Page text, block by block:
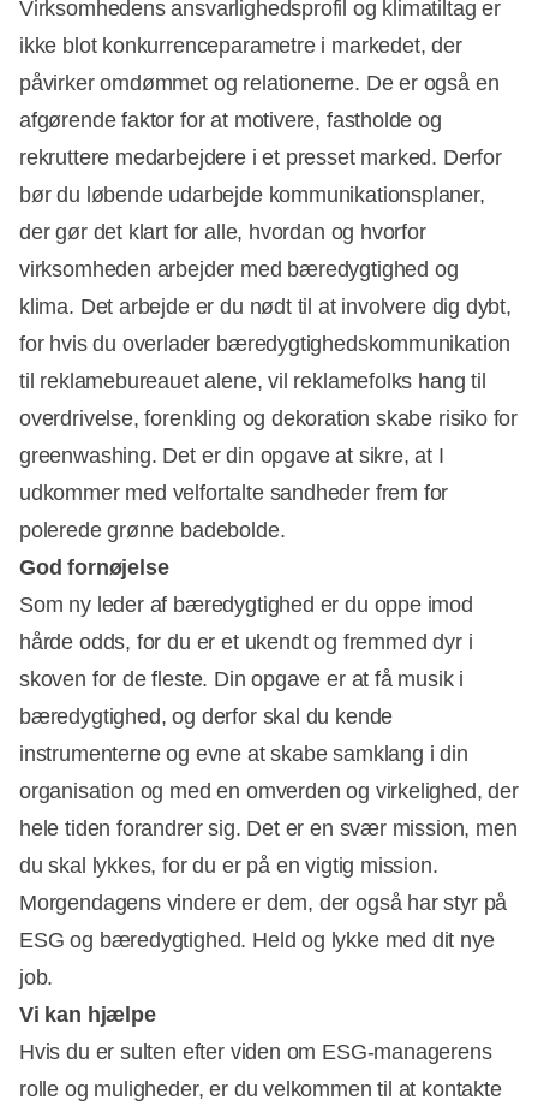
Virksomhedens ansvarlighedsprofil og klimatiltag er
ikke blot konkurrenceparametre i markedet, der
påvirker omdømmet og relationerne. De er også en
afgørende faktor for at motivere, fastholde og
rekruttere medarbejdere i et presset marked. Derfor
bør du løbende udarbejde kommunikationsplaner,
der gør det klart for alle, hvordan og hvorfor
virksomheden arbejder med bæredygtighed og
klima. Det arbejde er du nødt til at involvere dig dybt,
for hvis du overlader bæredygtighedskommunikation
til reklamebureauet alene, vil reklamefolks hang til
overdrivelse, forenkling og dekoration skabe risiko for
greenwashing. Det er din opgave at sikre, at I
udkommer med velfortalte sandheder frem for
polerede grønne badebolde.
God fornøjelse
Som ny leder af bæredygtighed er du oppe imod
hårde odds, for du er et ukendt og fremmed dyr i
skoven for de fleste. Din opgave er at få musik i
bæredygtighed, og derfor skal du kende
instrumenterne og evne at skabe samklang i din
organisation og med en omverden og virkelighed, der
hele tiden forandrer sig. Det er en svær mission, men
du skal lykkes, for du er på en vigtig mission.
Morgendagens vindere er dem, der også har styr på
ESG og bæredygtighed. Held og lykke med dit nye
job.
Vi kan hjælpe
Hvis du er sulten efter viden om ESG-managerens
rolle og muligheder, er du velkommen til at kontakte